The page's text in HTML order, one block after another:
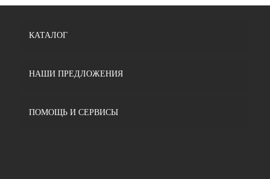
КАТАЛОГ
НАШИ ПРЕДЛОЖЕНИЯ
ПОМОЩЬ И СЕРВИСЫ